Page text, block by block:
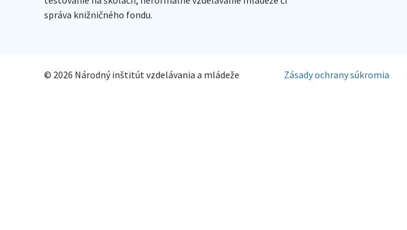
správa knižničného fondu.
© 2026 Národný inštitút vzdelávania a mládeže Zásady ochrany súkromia